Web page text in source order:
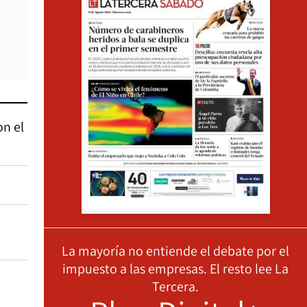
el
La mayoría no entiende el debate por el
impuesto a las empresas. El resto lee La
Tercera.